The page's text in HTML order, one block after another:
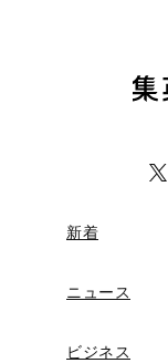
新着
ニュース
ビジネス